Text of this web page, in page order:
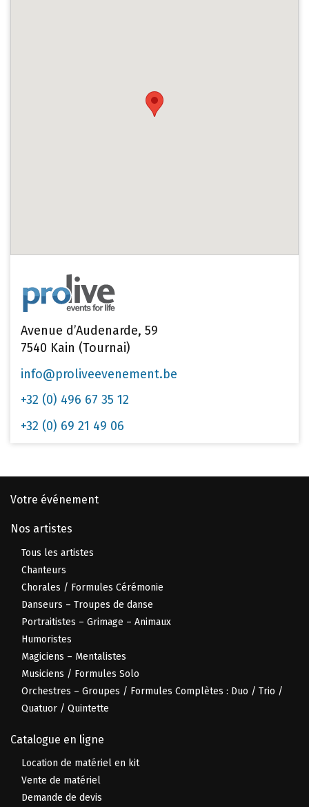
Avenue d’Audenarde, 59
7540 Kain (Tournai)
info@proliveevenement.be
+32 (0) 496 67 35 12
+32 (0) 69 21 49 06
Votre événement
Nos artistes
Tous les artistes
Chanteurs
Chorales / Formules Cérémonie
Danseurs – Troupes de danse
Portraitistes – Grimage – Animaux
Humoristes
Magiciens – Mentalistes
Musiciens / Formules Solo
Orchestres – Groupes / Formules Complètes : Duo / Trio /
Quatuor / Quintette
Catalogue en ligne
Location de matériel en kit
Vente de matériel
Demande de devis